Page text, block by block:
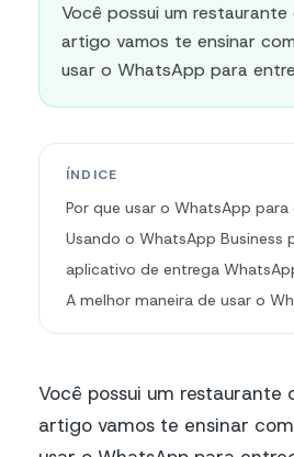
Você possui um
artigo vamos te ensinar
usar o WhatsApp para
ÍNDICE
Por que usar o WhatsApp
Usando o WhatsApp Business
aplicativo de entrega
A melhor maneira de usar o
Você possui um
artigo vamos te ensinar